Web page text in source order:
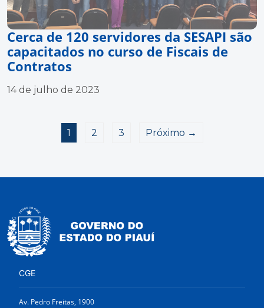
Cerca de 120 servidores da SESAPI são
capacitados no curso de Fiscais de
Contratos
14 de julho de 2023
1 2 3 Próximo →
CGE
Av. Pedro Freitas, 1900